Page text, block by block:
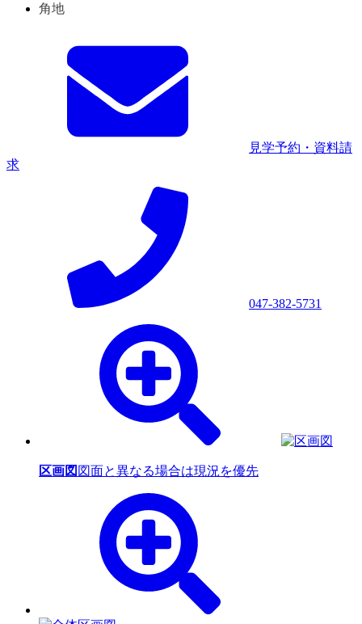
角地
見学予約・資料請
求
047-382-5731
区画図 図面と異なる場合は現況を優先